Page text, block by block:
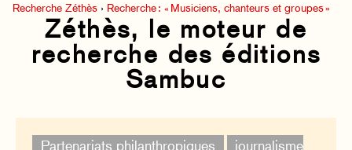
Recherche Zéthès › Recherche : « Musiciens, chanteurs et groupes »
Zéthès, le moteur de
recherche des éditions
Sambuc
Partenariats philanthropiques
journalisme